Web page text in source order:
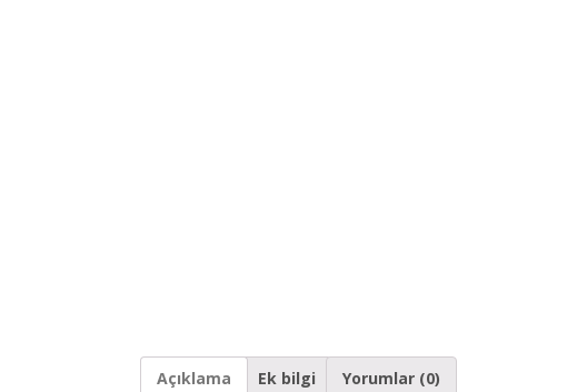
Açıklama Ek bilgi Yorumlar (0)